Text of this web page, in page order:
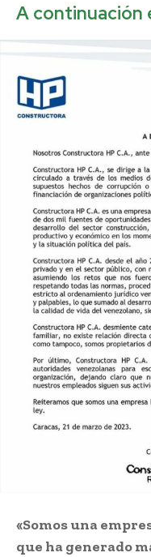
A continuación
«Somos una
que ha generado